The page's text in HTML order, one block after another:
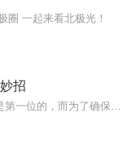
圈 一起来看北极光！
招